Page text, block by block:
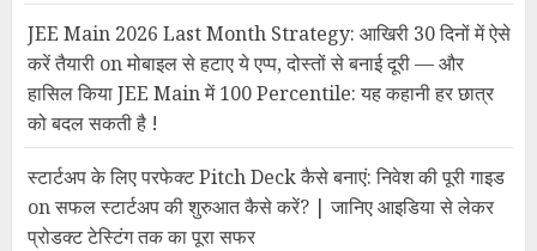
JEE Main 2026 Last Month Strategy: आखिरी 30 दिनों में ऐसे
करें तैयारी onमोबाइल से हटाए ये एप्प, दोस्तों से बनाई दूरी — और
हासिल किया JEE Main में 100 Percentile: यह कहानी हर छात्र
को बदल सकती है !
स्टार्टअप के लिए परफेक्ट Pitch Deck कैसे बनाएं: निवेश की पूरी गाइड
onसफल स्टार्टअप की शुरुआत कैसे करें? | जानिए आइडिया से लेकर
प्रोडक्ट टेस्टिंग तक का पूरा सफर